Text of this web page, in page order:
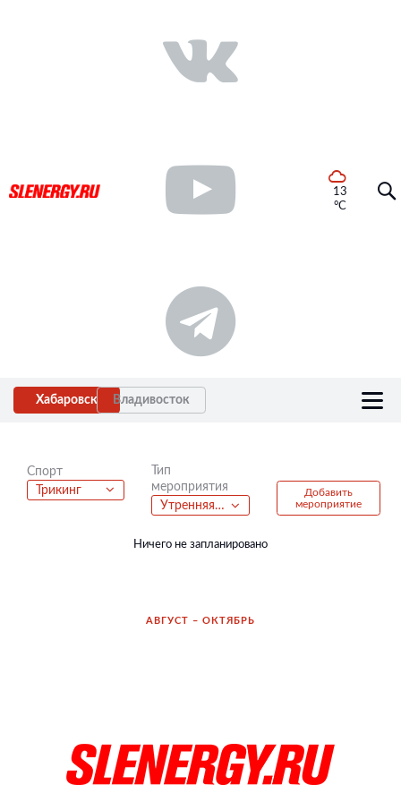
13
°C
Хабаровск Владивосток
Спорт
Трикинг
Тип
мероприятия
Утренняя пробежка
Добавить
мероприятие
Ничего не запланировано
АВГУСТ – ОКТЯБРЬ